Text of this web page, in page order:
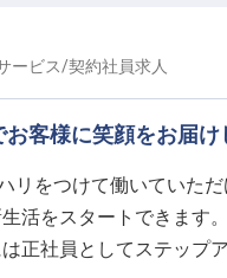
ービス/契約社員求人
客様に笑顔をお届け
リをつけて働いていた
活をスタートできます
正社員としてステップ